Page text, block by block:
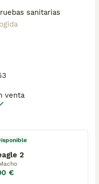
sanitarias
venta
2
€